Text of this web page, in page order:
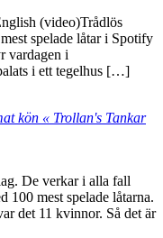
(video)Trådlös
spelade låtar i Spotify
vardagen i
i ett tegelhus […]
kön « Trollan's Tankar
De verkar i alla fall
100 mest spelade låtarna.
det 11 kvinnor. Så det är